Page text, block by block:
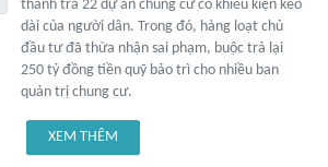
thanh tra 22 dự án chung cư có khiếu kiện kéo
dài của người dân. Trong đó, hàng loạt chủ
đầu tư đã thừa nhận sai phạm, buộc trả lại
250 tỷ đồng tiền quỹ bảo trì cho nhiều ban
quản trị chung cư.
XEM THÊM